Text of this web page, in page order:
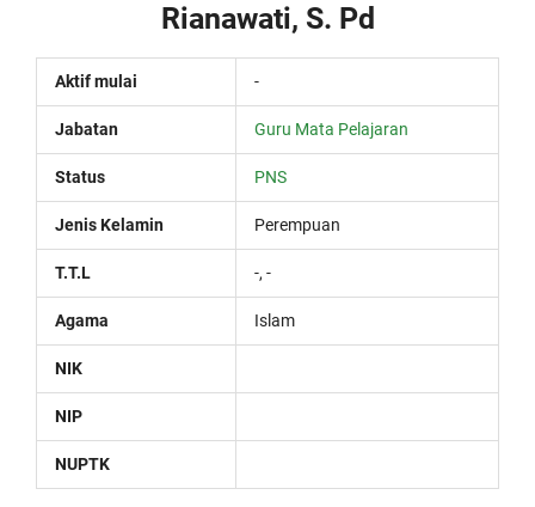
Rianawati, S. Pd
Aktif mulai -
Jabatan Guru Mata Pelajaran
Status PNS
Jenis Kelamin Perempuan
T.T.L -, -
Agama Islam
NIK
NIP
NUPTK